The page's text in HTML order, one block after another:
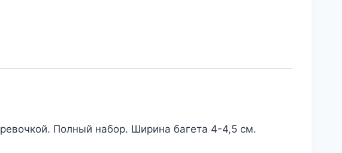
Полный набор. Ширина багета 4-4,5 см.